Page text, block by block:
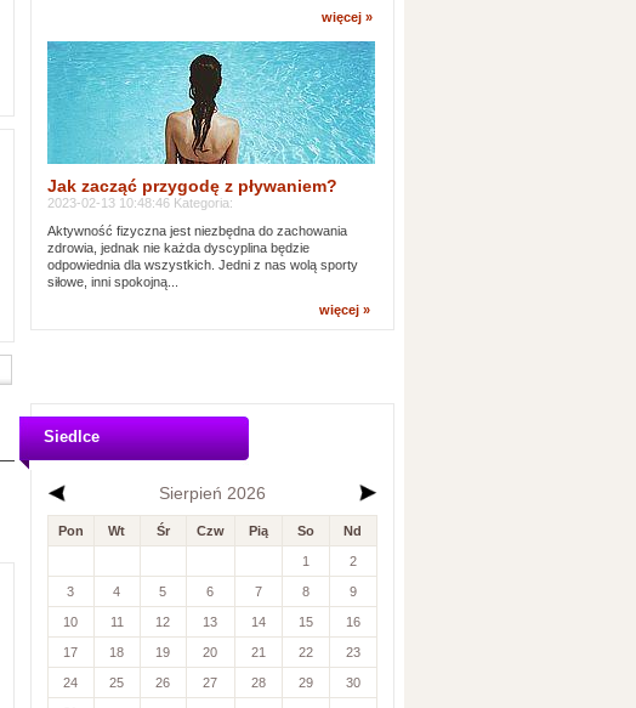
więcej »
Jak zacząć przygodę z pływaniem?
2023-02-13 10:48:46 Kategoria:
Aktywność fizyczna jest niezbędna do zachowania
zdrowia, jednak nie każda dyscyplina będzie
odpowiednia dla wszystkich. Jedni z nas wolą sporty
siłowe, inni spokojną...
więcej »
Siedlce
Sierpień 2026
Pon Wt Śr Czw Pią So Nd
1 2
3 4 5 6 7 8 9
10 11 12 13 14 15 16
17 18 19 20 21 22 23
24 25 26 27 28 29 30